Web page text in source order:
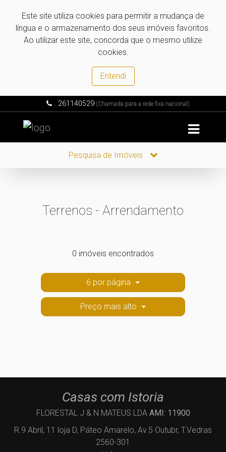
Este site utiliza cookies para permitir a mudança de
língua e o armazenamento dos seus imóveis favoritos.
Ao utilizar este site, concorda que o mesmo utilize
cookies.
Entendi
261140529(Chamada para a rede fixa nacional)
Pesquisa de Imóveis
Terrenos - Arrendamento
0 imóveis encontrados
6 por página
Preço mais alto
Casas com Istoria
FLORESTAL J & N MATEUS LDA AMI: 11900
R.9 Abril, 11 loja D, Páteo Amarelo, Av.5 Outubr, T.Vedras
2560-301